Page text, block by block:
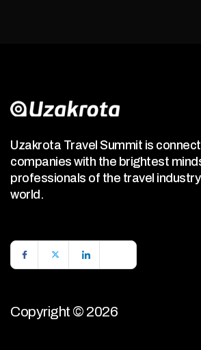
Uzakrota Travel Summit is
companies with the brightest
professionals of the travel
world.
Copyright © 2026